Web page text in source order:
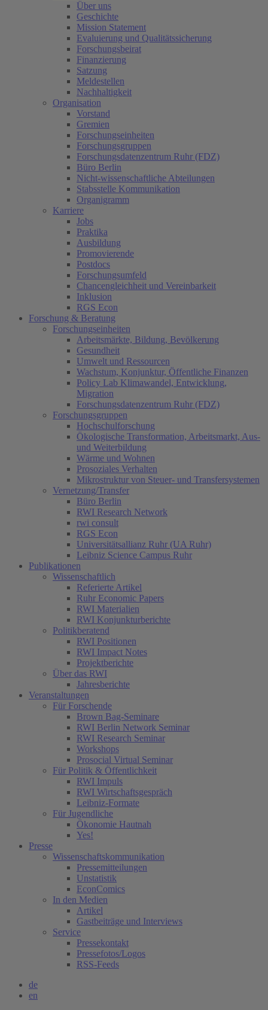
Über uns
Geschichte
Mission Statement
Evaluierung und Qualitätssicherung
Forschungsbeirat
Finanzierung
Satzung
Meldestellen
Nachhaltigkeit
Organisation
Vorstand
Gremien
Forschungseinheiten
Forschungsgruppen
Forschungsdatenzentrum Ruhr (FDZ)
Büro Berlin
Nicht-wissenschaftliche Abteilungen
Stabsstelle Kommunikation
Organigramm
Karriere
Jobs
Praktika
Ausbildung
Promovierende
Postdocs
Forschungsumfeld
Chancengleichheit und Vereinbarkeit
Inklusion
RGS Econ
Forschung & Beratung
Forschungseinheiten
Arbeitsmärkte, Bildung, Bevölkerung
Gesundheit
Umwelt und Ressourcen
Wachstum, Konjunktur, Öffentliche Finanzen
Policy Lab Klimawandel, Entwicklung,
Migration
Forschungsdatenzentrum Ruhr (FDZ)
Forschungsgruppen
Hochschulforschung
Ökologische Transformation, Arbeitsmarkt, Aus-
und Weiterbildung
Wärme und Wohnen
Prosoziales Verhalten
Mikrostruktur von Steuer- und Transfersystemen
Vernetzung/Transfer
Büro Berlin
RWI Research Network
rwi consult
RGS Econ
Universitätsallianz Ruhr (UA Ruhr)
Leibniz Science Campus Ruhr
Publikationen
Wissenschaftlich
Referierte Artikel
Ruhr Economic Papers
RWI Materialien
RWI Konjunkturberichte
Politikberatend
RWI Positionen
RWI Impact Notes
Projektberichte
Über das RWI
Jahresberichte
Veranstaltungen
Für Forschende
Brown Bag-Seminare
RWI Berlin Network Seminar
RWI Research Seminar
Workshops
Prosocial Virtual Seminar
Für Politik & Öffentlichkeit
RWI Impuls
RWI Wirtschaftsgespräch
Leibniz-Formate
Für Jugendliche
Ökonomie Hautnah
Yes!
Presse
Wissenschaftskommunikation
Pressemitteilungen
Unstatistik
EconComics
In den Medien
Artikel
Gastbeiträge und Interviews
Service
Pressekontakt
Pressefotos/Logos
RSS-Feeds
de
en